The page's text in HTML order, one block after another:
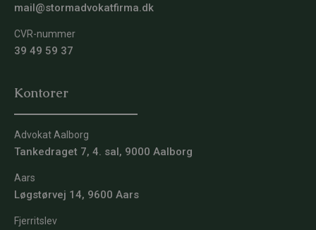
mail@stormadvokatfirma.dk
CVR-nummer
39 49 59 37
Kontorer
Advokat Aalborg
Tankedraget 7, 4. sal, 9000 Aalborg
Aars
Løgstørvej 14, 9600 Aars
Fjerritslev